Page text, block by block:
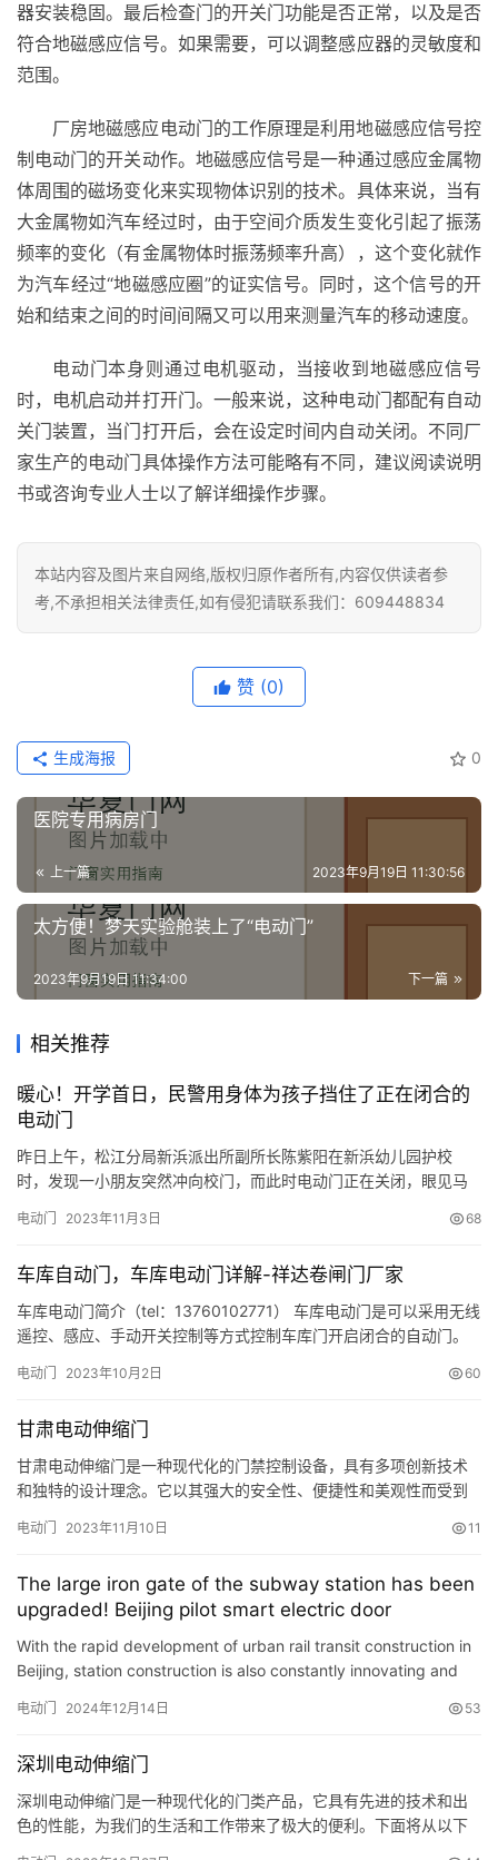
卧
室
门
生
间
门
庭
院
铸
铝
门
门
套
安
修
门
资
讯
系
们
登录 注册
器安装稳固。最后检查门的开关门功能是否正常，以及是否
符合地磁感应信号。如果需要，可以调整感应器的灵敏度和
范围。
厂房地磁感应电动门的工作原理是利用地磁感应信号控
制电动门的开关动作。地磁感应信号是一种通过感应金属物
体周围的磁场变化来实现物体识别的技术。具体来说，当有
大金属物如汽车经过时，由于空间介质发生变化引起了振荡
频率的变化（有金属物体时振荡频率升高），这个变化就作
为汽车经过“地磁感应圈”的证实信号。同时，这个信号的开
始和结束之间的时间间隔又可以用来测量汽车的移动速度。
电动门本身则通过电机驱动，当接收到地磁感应信号
时，电机启动并打开门。一般来说，这种电动门都配有自动
关门装置，当门打开后，会在设定时间内自动关闭。不同厂
家生产的电动门具体操作方法可能略有不同，建议阅读说明
书或咨询专业人士以了解详细操作步骤。
本站内容及图片来自网络,版权归原作者所有,内容仅供读者参
考,不承担相关法律责任,如有侵犯请联系我们：609448834
赞 (0)
0
生成海报
医院专用病房门
上一篇 2023年9月19日 11:30:56
太方便！梦天实验舱装上了“电动门”
下一篇
2023年9月19日 11:34:00
相关推荐
暖心！开学首日，民警用身体为孩子挡住了正在闭合的
电动门
昨日上午，松江分局新浜派出所副所长陈紫阳在新浜幼儿园护校
时，发现一小朋友突然冲向校门，而此时电动门正在关闭，眼见马
动门，避免了孩子被夹伤。 @警民直通车-松江 来源： 警民直通车-
电动门 2023年11月3日 68
车库自动门，车库电动门详解-祥达卷闸门厂家
车库电动门简介（tel：13760102771） 车库电动门是可以采用无线
遥控、感应、手动开关控制等方式控制车库门开启闭合的自动门。
库门能够分为铝合金卷帘门、钢制发泡卷帘门、防火卷帘门、防风
板车库门。 车库电动门控制系统 车库的门内外各有一个…
电动门 2023年10月2日 60
甘肃电动伸缩门
甘肃电动伸缩门是一种现代化的门禁控制设备，具有多项创新技术
和独特的设计理念。它以其强大的安全性、便捷性和美观性而受到
解析。 1.强大的安全性 甘肃电动伸缩门采用先进的智能控制系统，
检测到门口区域的行人和车辆，避免意外事故的发生。同时，该设
备还具…
电动门 2023年11月10日 11
The large iron gate of the subway station has been
upgraded! Beijing pilot smart electric door
With the rapid development of urban rail transit construction in
Beijing, station construction is also constantly innovating and
电动门 2024年12月14日 53
深圳电动伸缩门
深圳电动伸缩门是一种现代化的门类产品，它具有先进的技术和出
色的性能，为我们的生活和工作带来了极大的便利。下面将从以下